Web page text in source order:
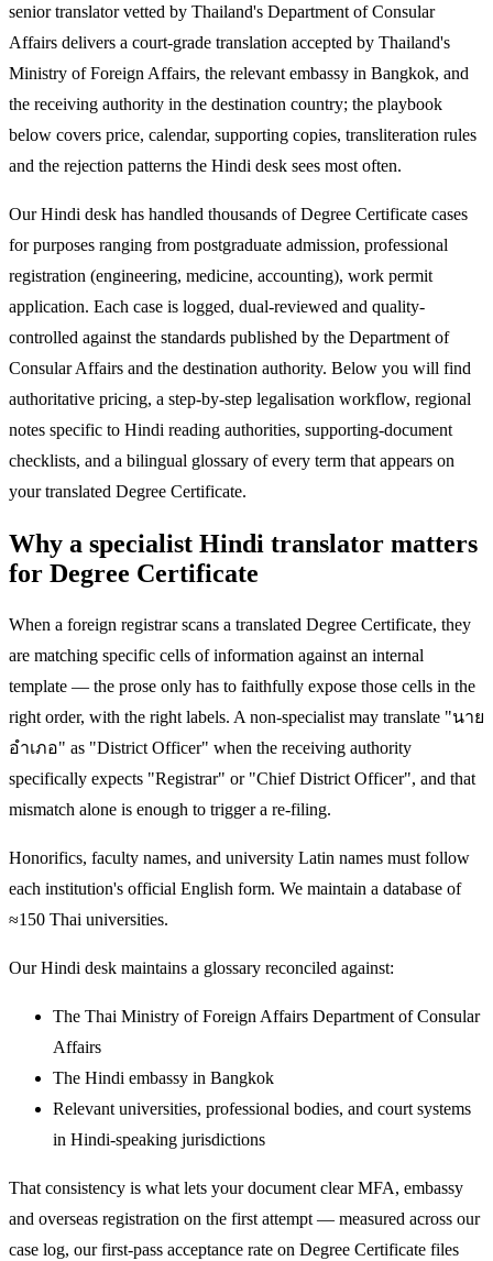
senior translator vetted by Thailand's Department of Consular
Affairs delivers a court-grade translation accepted by Thailand's
Ministry of Foreign Affairs, the relevant embassy in Bangkok, and
the receiving authority in the destination country; the playbook
below covers price, calendar, supporting copies, transliteration rules
and the rejection patterns the Hindi desk sees most often.
Our Hindi desk has handled thousands of Degree Certificate cases
for purposes ranging from postgraduate admission, professional
registration (engineering, medicine, accounting), work permit
application. Each case is logged, dual-reviewed and quality-
controlled against the standards published by the Department of
Consular Affairs and the destination authority. Below you will find
authoritative pricing, a step-by-step legalisation workflow, regional
notes specific to Hindi reading authorities, supporting-document
checklists, and a bilingual glossary of every term that appears on
your translated Degree Certificate.
Why a specialist Hindi translator matters
for Degree Certificate
When a foreign registrar scans a translated Degree Certificate, they
are matching specific cells of information against an internal
template — the prose only has to faithfully expose those cells in the
right order, with the right labels. A non-specialist may translate "นาย
อำเภอ" as "District Officer" when the receiving authority
specifically expects "Registrar" or "Chief District Officer", and that
mismatch alone is enough to trigger a re-filing.
Honorifics, faculty names, and university Latin names must follow
each institution's official English form. We maintain a database of
≈150 Thai universities.
Our Hindi desk maintains a glossary reconciled against:
The Thai Ministry of Foreign Affairs Department of Consular
Affairs
The Hindi embassy in Bangkok
Relevant universities, professional bodies, and court systems
in Hindi-speaking jurisdictions
That consistency is what lets your document clear MFA, embassy
and overseas registration on the first attempt — measured across our
case log, our first-pass acceptance rate on Degree Certificate files